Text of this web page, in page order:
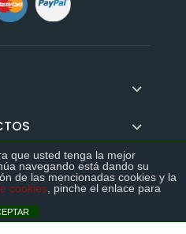
>>
DEFINITIVA DEL
que usted tenga la mejor
navegando está dando su
de las mencionadas cookies y la
cookies , pinche el enlace para